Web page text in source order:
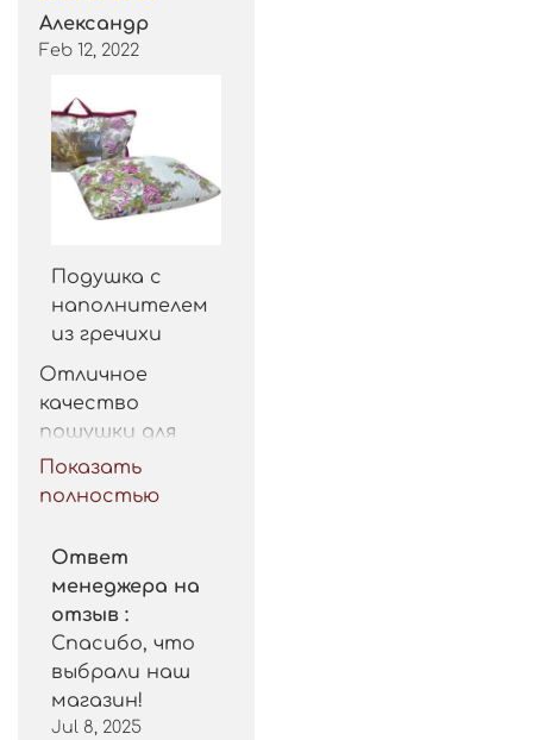
Александр
Feb 12, 2022
Подушка с
наполнителем
из гречихи
Отличное
качество
пошушки для
такой цены.
Рекомендую.
Показать
полностью
Ответ
менеджера на
отзыв :
Спасибо, что
выбрали наш
магазин!
Jul 8, 2025